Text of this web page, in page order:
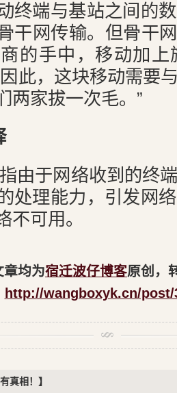
终端与基站之间的
干网传输。但骨干
的手中，移动加
此，这块移动需要
两家拔一次毛。”
由于网络收到的终
处理能力，引发网
不可用。
章均为宿迁波仔博客原创，
http://wangboxyk.cn/
真相！】